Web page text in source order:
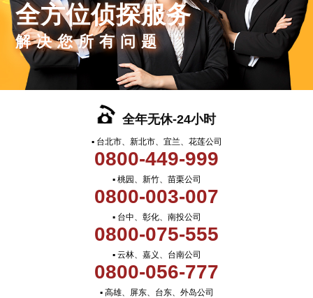
全方位侦探服务
解决您所有问题
全年无休-24小时
▪ 台北市、新北市、宜兰、花莲公司
0800-449-999
▪ 桃园、新竹、苗栗公司
0800-003-007
▪ 台中、彰化、南投公司
0800-075-555
▪ 云林、嘉义、台南公司
0800-056-777
▪ 高雄、屏东、台东、外岛公司